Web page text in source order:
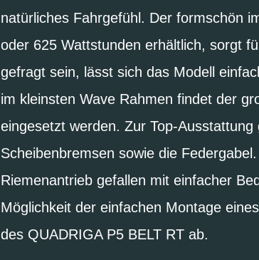
natürliches Fahrgefühl. Der formschön
oder 625 Wattstunden erhältlich, sorgt
gefragt sein, lässt sich das Modell
im kleinsten Wave Rahmen findet der
eingesetzt werden. Zur Top-
Scheibenbremsen sowie die
Riemenantrieb gefallen mit einfacher
Möglichkeit der einfachen Montage
des QUADRIGA P5 BELT RT ab.